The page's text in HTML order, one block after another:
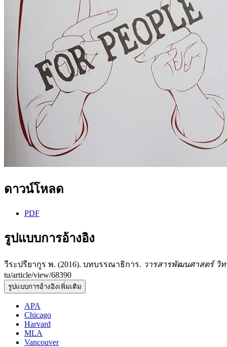
ดาวน์โหลด
PDF
รูปแบบการอ้างอิง
วีระปรียากูร พ. (2016). บทบรรณาธิการ. วารสารพัฒนศาสตร์ วิ
tu/article/view/68390
รูปแบบการอ้างอิงเพิ่มเติม
APA
Chicago
Harvard
MLA
Vancouver